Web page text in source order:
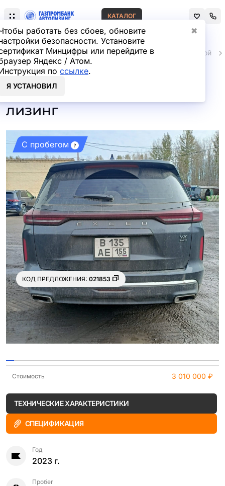
работать без сбоев, обновите
безопасности. Установите
Минцифры или перейдите в
Яндекс / Атом.
по ссылке.
Я УСТАНОВИЛ
✖
КАТАЛОГ
Главная Автомобили и техника с пробегом Легковой
EXEED VX 2.0 DCT AWD
President с пробегом в
лизинг
С пробегом
КОД ПРЕДЛОЖЕНИЯ: 021853
Ещё 12
фото
Стоимость
3 010 000 ₽
ТЕХНИЧЕСКИЕ ХАРАКТЕРИСТИКИ
СПЕЦИФИКАЦИЯ
Год
2023 г.
Пробег